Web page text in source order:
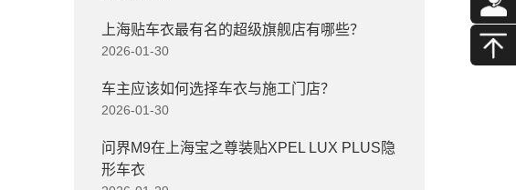
上海贴车衣最有名的超级旗舰店有哪些？
2026-01-30
车主应该如何选择车衣与施工门店？
2026-01-30
问界M9在上海宝之尊装贴XPEL LUX PLUS隐
形车衣